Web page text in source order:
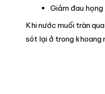
Giảm đau họng
Khi nước muối tràn
sót lại ở trong khoang